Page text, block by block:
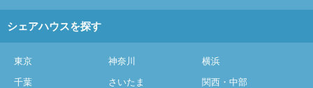
シェアハウスを探す
東京 神奈川
横浜
千葉
さいたま
関西・中部